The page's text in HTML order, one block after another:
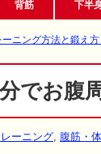
背筋 下半
ニング方法と鍛え方
でお腹
ーニング 腹筋・